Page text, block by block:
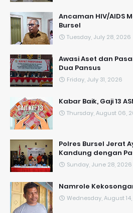
Ancaman HIV/AIDS
Bursel
Tuesday, July 28, 2026
Awasi Aset dan
Dua Pansus
Friday, July 31, 2026
Kabar Baik, Gaji 13
Thursday, August 06,
Polres Bursel Jerat
Kandung dengan
Sunday, June 28, 2026
Namrole
Wednesday, August